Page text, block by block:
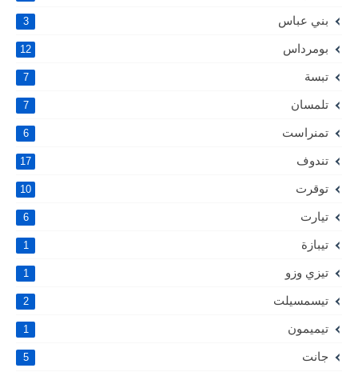
بني عباس 3
بومرداس 12
تبسة 7
تلمسان 7
تمنراست 6
تندوف 17
توقرت 10
تيارت 6
تيبازة 1
تيزي وزو 1
تيسمسيلت 2
تيميمون 1
جانت 5